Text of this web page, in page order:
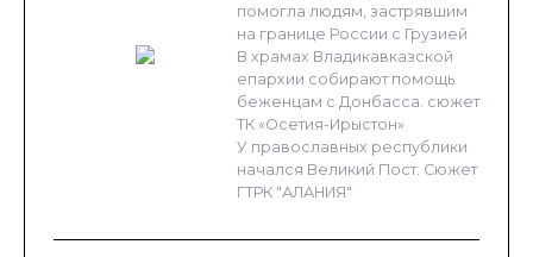
помогла людям, застрявшим
на границе России с Грузией
В храмах Владикавказской
епархии собирают помощь
беженцам с Донбасса. сюжет
ТК «Осетия-Ирыстон»
У православных республики
начался Великий Пост. Сюжет
ГТРК "АЛАНИЯ"